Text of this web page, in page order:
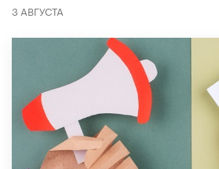
3 АВГУСТА